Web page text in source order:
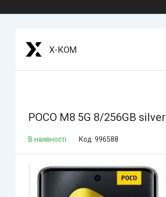
Х-КОМ
POCO M8 5G 8/256GB silver
В наявності Код: 996588